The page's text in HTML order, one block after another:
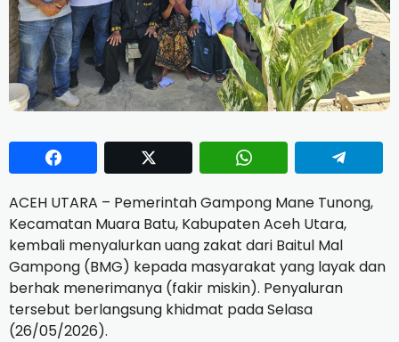
ACEH UTARA – Pemerintah Gampong Mane Tunong,
Kecamatan Muara Batu, Kabupaten Aceh Utara,
kembali menyalurkan uang zakat dari Baitul Mal
Gampong (BMG) kepada masyarakat yang layak dan
berhak menerimanya (fakir miskin). Penyaluran
tersebut berlangsung khidmat pada Selasa
(26/05/2026).